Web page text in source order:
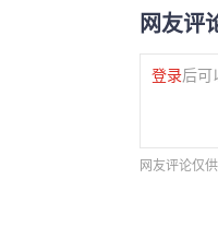
网友评
登录后可
网友评论仅